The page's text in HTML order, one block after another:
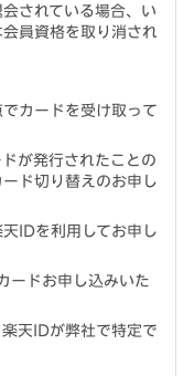
されている場合、い
員資格を取り消され
カードを受け取って
が発行されたことの
ド切り替えのお申し
IDを利用してお申し
ードお申し込みいた
天IDが弊社で特定で